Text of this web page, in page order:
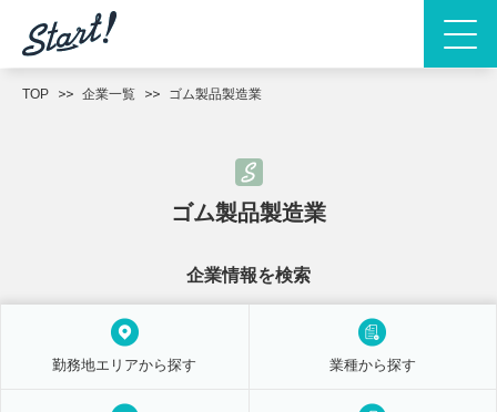
TOP 企業一覧 ゴム製品製造業
ゴム製品製造業
企業情報を検索
勤務地エリアから探す 業種から探す